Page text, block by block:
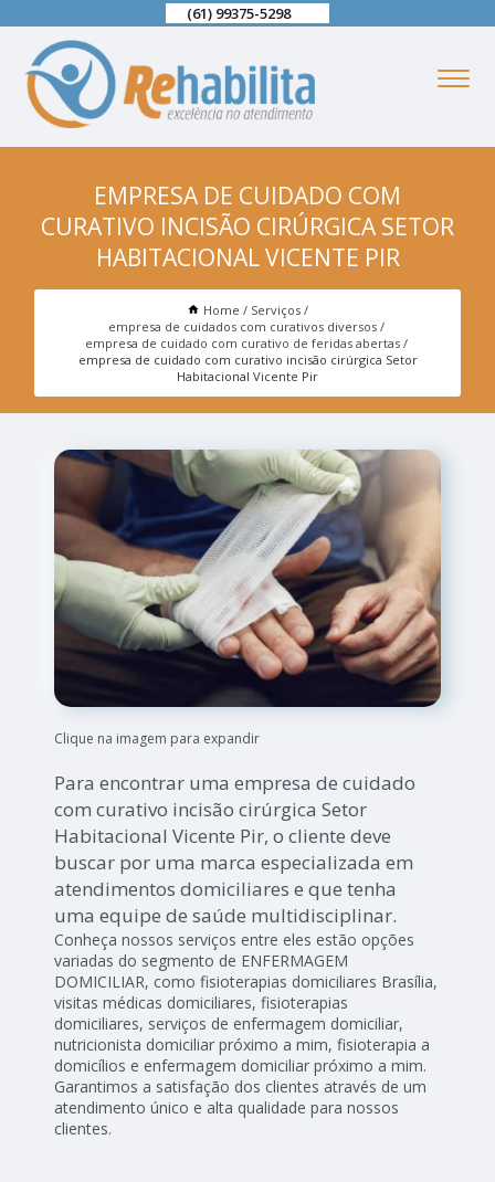
(61) 99375-5298
EMPRESA DE CUIDADO COM
CURATIVO INCISÃO CIRÚRGICA SETOR
HABITACIONAL VICENTE PIR
Home
Serviços
empresa de cuidados com curativos diversos
empresa de cuidado com curativo de feridas abertas
empresa de cuidado com curativo incisão cirúrgica Setor
Habitacional Vicente Pir
Clique na imagem para expandir
Para encontrar uma empresa de cuidado
com curativo incisão cirúrgica Setor
Habitacional Vicente Pir, o cliente deve
buscar por uma marca especializada em
atendimentos domiciliares e que tenha
uma equipe de saúde multidisciplinar.
Conheça nossos serviços entre eles estão opções
variadas do segmento de ENFERMAGEM
DOMICILIAR, como fisioterapias domiciliares Brasília,
visitas médicas domiciliares, fisioterapias
domiciliares, serviços de enfermagem domiciliar,
nutricionista domiciliar próximo a mim, fisioterapia a
domicílios e enfermagem domiciliar próximo a mim.
Garantimos a satisfação dos clientes através de um
atendimento único e alta qualidade para nossos
clientes.